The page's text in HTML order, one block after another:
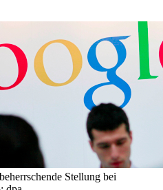
Stellung bei